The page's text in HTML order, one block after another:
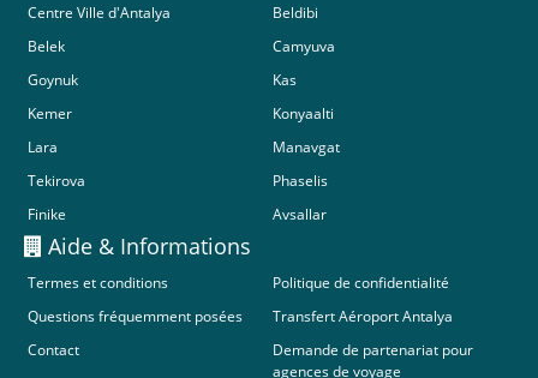
Centre Ville d'Antalya
Beldibi
Belek
Camyuva
Goynuk
Kas
Kemer
Konyaalti
Lara
Manavgat
Tekirova
Phaselis
Finike
Avsallar
Aide & Informations
Termes et conditions
Politique de confidentialité
Questions fréquemment posées
Transfert Aéroport Antalya
Contact
Demande de partenariat pour
agences de voyage